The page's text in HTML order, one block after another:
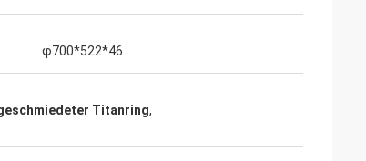
φ700*522*46
Titanring,